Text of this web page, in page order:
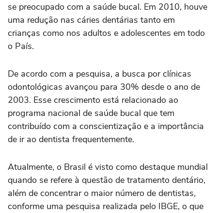
se preocupado com a saúde bucal. Em 2010, houve
uma redução nas cáries dentárias tanto em
crianças como nos adultos e adolescentes em todo
o País.
De acordo com a pesquisa, a busca por clínicas
odontológicas avançou para 30% desde o ano de
2003. Esse crescimento está relacionado ao
programa nacional de saúde bucal que tem
contribuído com a conscientização e a importância
de ir ao dentista frequentemente.
Atualmente, o Brasil é visto como destaque mundial
quando se refere à questão de tratamento dentário,
além de concentrar o maior número de dentistas,
conforme uma pesquisa realizada pelo IBGE, o que